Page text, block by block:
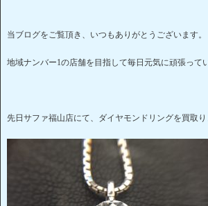
当ブログをご覧頂き、いつもありがとうございます。
地域ナンバー1の店舗を目指して毎日元気に頑張って
先日サファ福山店にて、ダイヤモンドリングを買取り